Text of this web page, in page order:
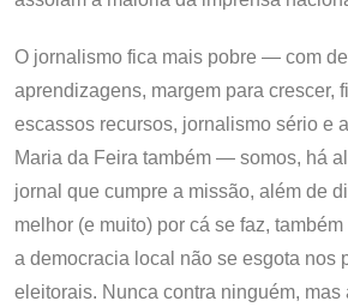
O jornalismo fica mais pobre — com
aprendizagens, margem para crescer,
escassos recursos, jornalismo sério e
Maria da Feira também — somos, há
jornal que cumpre a missão, além de
melhor (e muito) por cá se faz,
a democracia local não se esgota nos
eleitorais. Nunca contra ninguém, mas